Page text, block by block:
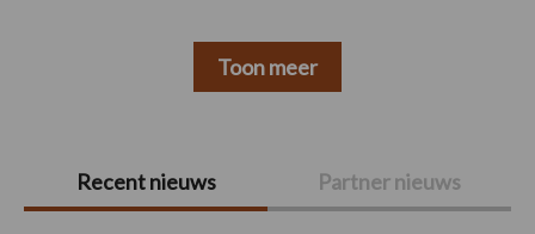
Primaire
Sidebar
Recent nieuws Partner nieuws
Toon meer